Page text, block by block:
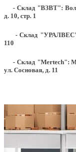
- Склад "ВЗВТ":
д. 10, стр. 1
- Склад "УРАЛВЕС":
110
- Склад "Mertech":
ул. Сосновая, д. 11